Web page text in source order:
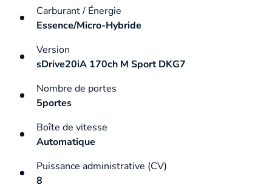
Carburant / Énergie
Essence/Micro-Hybride
Version
sDrive20iA 170ch M Sport DKG7
Nombre de portes
5portes
Boîte de vitesse
Automatique
Puissance administrative (CV)
8